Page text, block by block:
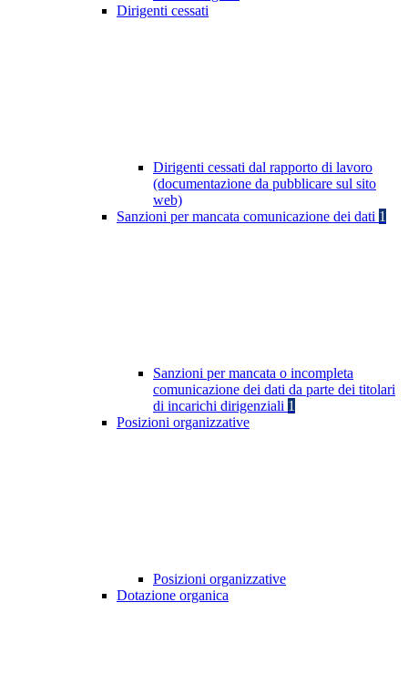
Dirigenti cessati
Dirigenti cessati dal rapporto di lavoro
(documentazione da pubblicare sul sito
web)
Sanzioni per mancata comunicazione dei dati 1
Sanzioni per mancata o incompleta
comunicazione dei dati da parte dei titolari
di incarichi dirigenziali 1
Posizioni organizzative
Posizioni organizzative
Dotazione organica